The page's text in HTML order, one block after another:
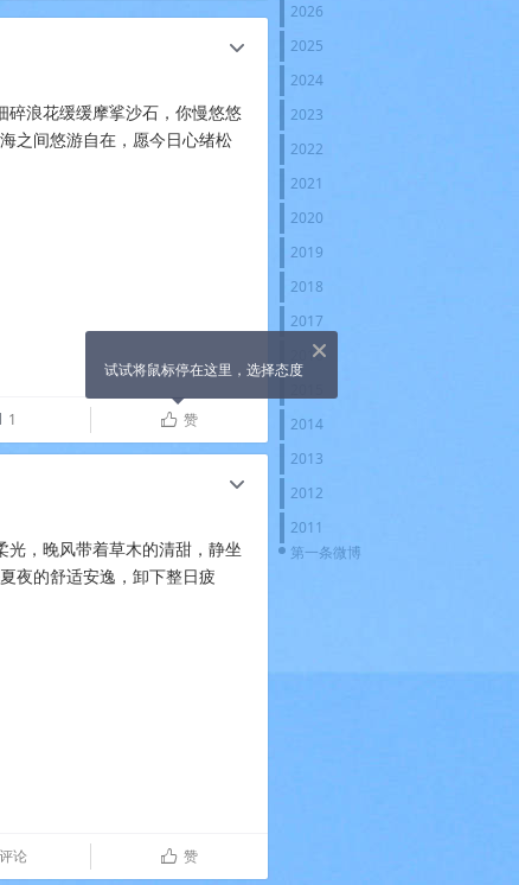
c
碎浪花缓缓摩挲沙石，你慢悠悠
之间悠游自在，愿今日心绪松
1 ñ 赞
c
，晚风带着草木的清甜，静坐
夜的舒适安逸，卸下整日疲
评论 ñ 赞
2026
2025
2024
2023
2022
2021
2020
2019
2018
2017
2016
2014
2013
2012
2011
第一条微博
X
试试将鼠标停在这里，选择态度